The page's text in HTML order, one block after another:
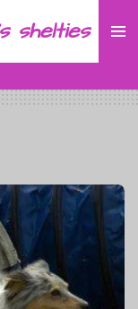
shelties